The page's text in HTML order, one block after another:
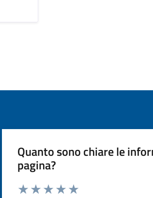
Quanto sono chiare le
pagina?
Valuta da 1 a 5 stelle la pagina